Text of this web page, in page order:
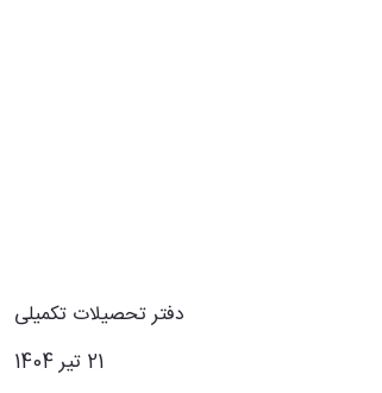
دفتر تحصیلات تکمیلی
21 تیر 1404